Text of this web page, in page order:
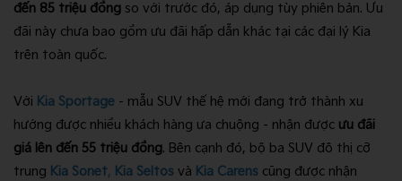
đến 85 triệu đồng so với trước đó, áp dụng tùy phiên bản. Ưu
đãi này chưa bao gồm ưu đãi hấp dẫn khác tại các đại lý Kia
trên toàn quốc.
Với Kia Sportage - mẫu SUV thế hệ mới đang trở thành xu
hướng được nhiều khách hàng ưa chuộng - nhận được ưu đãi
giá lên đến 55 triệu đồng. Bên cạnh đó, bộ ba SUV đô thị cỡ
trung Kia Sonet, Kia Seltos và Kia Carens cũng được nhận